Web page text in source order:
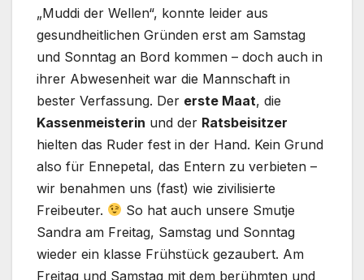
„Muddi der Wellen“, konnte leider aus
gesundheitlichen Gründen erst am Samstag
und Sonntag an Bord kommen – doch auch in
ihrer Abwesenheit war die Mannschaft in
bester Verfassung. Der erste Maat, die
Kassenmeisterin und der Ratsbeisitzer
hielten das Ruder fest in der Hand. Kein Grund
also für Ennepetal, das Entern zu verbieten –
wir benahmen uns (fast) wie zivilisierte
Freibeuter.
So hat auch unsere Smutje
Sandra am Freitag, Samstag und Sonntag
wieder ein klasse Frühstück gezaubert. Am
Freitag und Samstag mit dem berühmten und